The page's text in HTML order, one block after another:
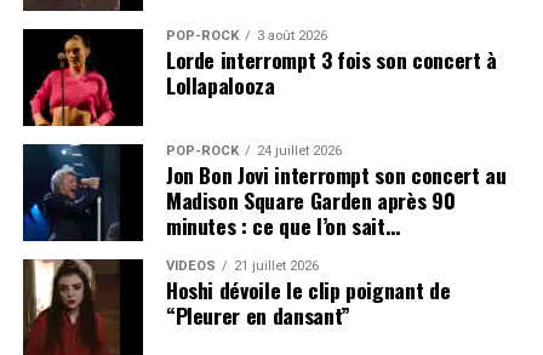
POP-ROCK 3 août 2026
Lorde interrompt 3 fois son concert à
Lollapalooza
POP-ROCK 24 juillet 2026
Jon Bon Jovi interrompt son concert au
Madison Square Garden après 90
minutes : ce que l’on sait…
VIDEOS 21 juillet 2026
Hoshi dévoile le clip poignant de
“Pleurer en dansant”